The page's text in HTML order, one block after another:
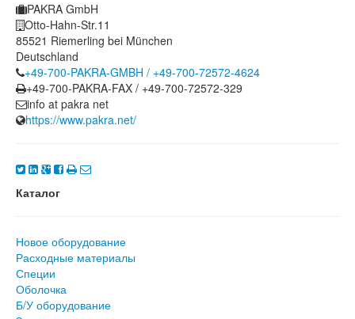
PAKRA GmbH
Otto-Hahn-Str.11
85521 Riemerling bei München
Deutschland
+49-700-PAKRA-GMBH / +49-700-72572-4624
+49-700-PAKRA-FAX / +49-700-72572-329
info at pakra net
https://www.pakra.net/
Каталог
Новое оборудование
Расходные материалы
Специи
Оболочка
Б/У оборудование